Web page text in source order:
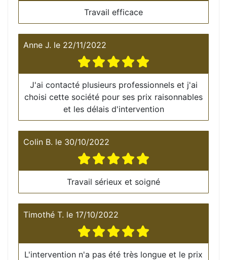
Travail efficace
Anne J. le 22/11/2022
J'ai contacté plusieurs professionnels et j'ai
choisi cette société pour ses prix raisonnables
et les délais d'intervention
Colin B. le 30/10/2022
Travail sérieux et soigné
Timothé T. le 17/10/2022
L'intervention n'a pas été très longue et le prix